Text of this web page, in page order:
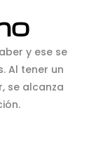
y ese se
Al tener un
se alcanza